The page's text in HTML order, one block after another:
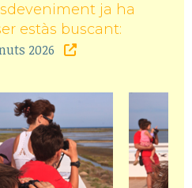
ja ha
estàs buscant:
2026